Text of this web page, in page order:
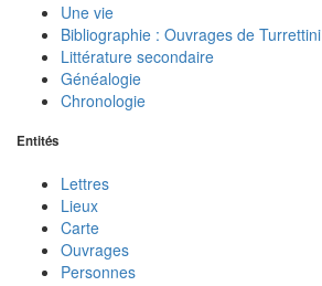
Une vie
Bibliographie : Ouvrages de Turrettini
Littérature secondaire
Généalogie
Chronologie
Entités
Lettres
Lieux
Carte
Ouvrages
Personnes